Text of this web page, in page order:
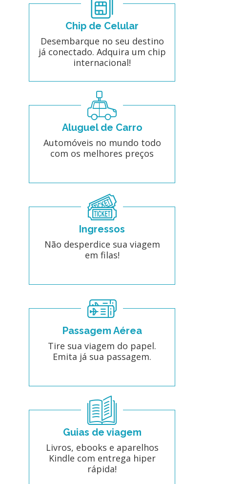
Chip de Celular
Desembarque no seu destino
já conectado. Adquira um chip
internacional!
Aluguel de Carro
Automóveis no mundo todo
com os melhores preços
Ingressos
Não desperdice sua viagem
em filas!
Passagem Aérea
Tire sua viagem do papel.
Emita já sua passagem.
Guias de viagem
Livros, ebooks e aparelhos
Kindle com entrega hiper
rápida!